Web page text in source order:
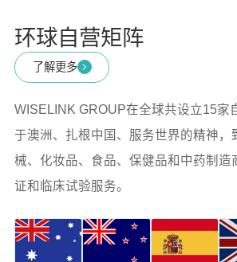
环球自营矩阵
了解更多
WISELINK GROUP在全球共设立15家
于澳洲、扎根中国、服务世界的精神，
械、化妆品、食品、保健品和中药制造
证和临床试验服务。